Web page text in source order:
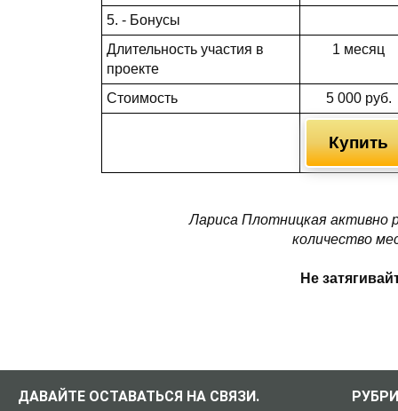
5. - Бонусы
Длительность участия в
проекте
1 месяц
Стоимость 5 000 руб.
Лариса Плотницкая активно
количество
Не
ДАВАЙТЕ ОСТАВАТЬСЯ НА СВЯЗИ.